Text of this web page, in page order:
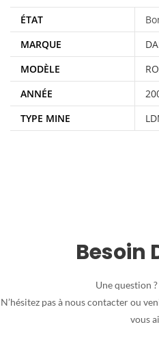
ÉTAT
MARQUE
MODÈLE
ANNÉE
TYPE MINE
Besoin
Une question
N’hésitez pas à nous contacter ou
vous